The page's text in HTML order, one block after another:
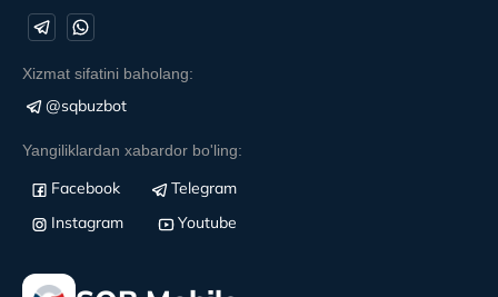
Xizmat sifatini baholang:
@sqbuzbot
Yangiliklardan xabardor bo'ling:
Facebook
Telegram
Instagram
Youtube